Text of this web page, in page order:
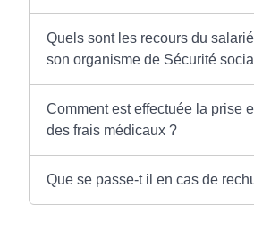
Quels sont les recours du
son organisme de Sécurité
Comment est effectuée la prise
des frais médicaux ?
Que se passe-t il en cas de